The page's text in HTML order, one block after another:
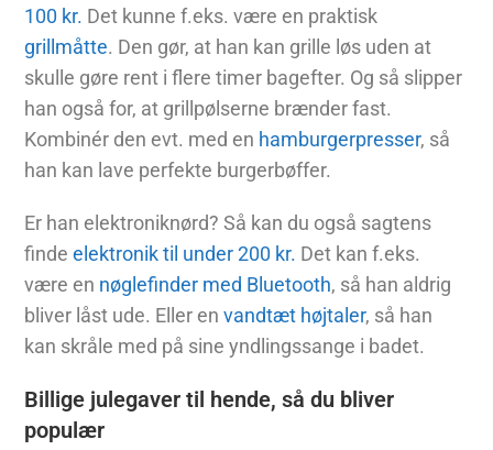
100 kr. Det kunne f.eks. være en praktisk
grillmåtte. Den gør, at han kan grille løs uden at
skulle gøre rent i flere timer bagefter. Og så slipper
han også for, at grillpølserne brænder fast.
Kombinér den evt. med en hamburgerpresser, så
han kan lave perfekte burgerbøffer.
Er han elektroniknørd? Så kan du også sagtens
findeelektronik til under 200 kr. Det kan f.eks.
være en nøglefinder med Bluetooth, så han aldrig
bliver låst ude. Eller envandtæt højtaler, så han
kan skråle med på sine yndlingssange i badet.
Billige julegaver til hende, så du bliver
populær